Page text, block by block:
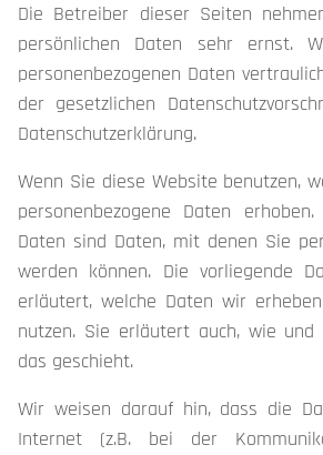
Die Betreiber dieser Seiten
persönlichen Daten sehr ernst.
personenbezogenen Daten
der gesetzlichen
Datenschutzerklärung.
Wenn Sie diese Website benutzen,
personenbezogene Daten erhoben.
Daten sind Daten, mit denen Sie
werden können. Die vorliegende
erläutert, welche Daten wir
nutzen. Sie erläutert auch, wie und
das geschieht.
Wir weisen darauf hin, dass die
Internet (z.B. bei der